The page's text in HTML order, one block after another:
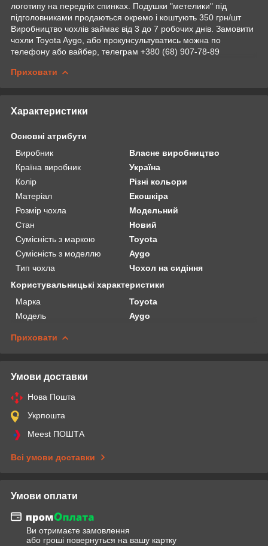
логотипу на передніх спинках. Подушки "метелики" під
підголовниками продаються окремо і коштують 350 грн/шт
Виробництво чохлів займає від 3 до 7 робочих днів. Замовити
чохли Toyota Aygo, або прокунсультуватись можна по
телефону або вайбер, телеграм +380 (68) 907-78-89
Приховати
Характеристики
Основні атрибути
Виробник
Власне виробництво
Країна виробник
Україна
Колір
Різні кольори
Матеріал
Екошкіра
Розмір чохла
Модельний
Стан
Новий
Сумісність з маркою
Toyota
Сумісність з моделлю
Aygo
Тип чохла
Чохол на сидіння
Користувальницькі характеристики
Марка
Toyota
Модель
Aygo
Приховати
Умови доставки
Нова Пошта
Укрпошта
Meest ПОШТА
Всі умови доставки
Умови оплати
Ви отримаєте замовлення
або гроші повернуться на вашу картку